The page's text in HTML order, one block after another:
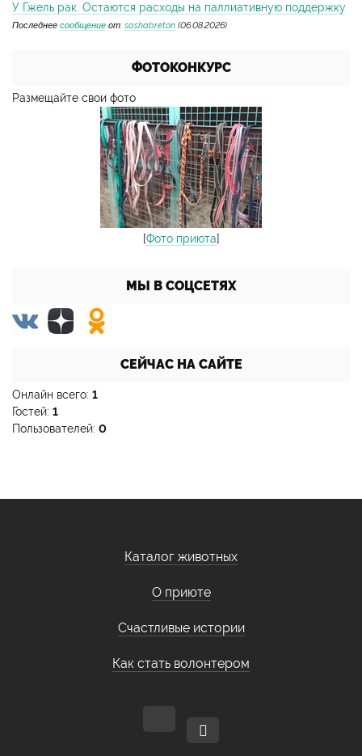
У Гжель рак. Остаются расходы на паллиативную поддержку
Последнее сообщение от: sashabreton (06.08.2026)
ФОТОКОНКУРС
Размещайте свои фото
[Фото приюта]
МЫ В СОЦСЕТЯХ
СЕЙЧАС НА САЙТЕ
Онлайн всего: 1
Гостей: 1
Пользователей: 0
Каталог животных
О приюте
Счастливые истории
Как стать волонтером